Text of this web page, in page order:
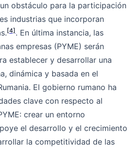
obstáculo para la participación
industrias que incorporan
[4] . En última instancia, las
empresas (PYME) serán
establecer y desarrollar una
dinámica y basada en el
El gobierno rumano ha
clave con respecto al
crear un entorno
el desarrollo y el crecimiento
la competitividad de las